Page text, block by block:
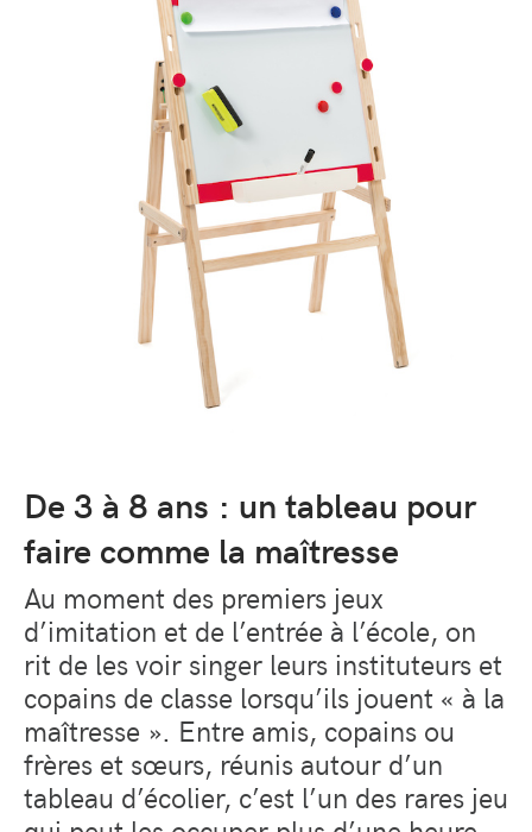
De 3 à 8 ans : un tableau pour
faire comme la maîtresse
Au moment des premiers jeux
d’imitation et de l’entrée à l’école, on
rit de les voir singer leurs instituteurs et
copains de classe lorsqu’ils jouent « à la
maîtresse ». Entre amis, copains ou
frères et sœurs, réunis autour d’un
tableau d’écolier, c’est l’un des rares jeu